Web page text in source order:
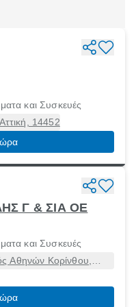
και Συσκευές
14452
Γ & ΣΙΑ ΟΕ
και Συσκευές
Αθηνών Κορίνθου,
Κορινθία, 20100